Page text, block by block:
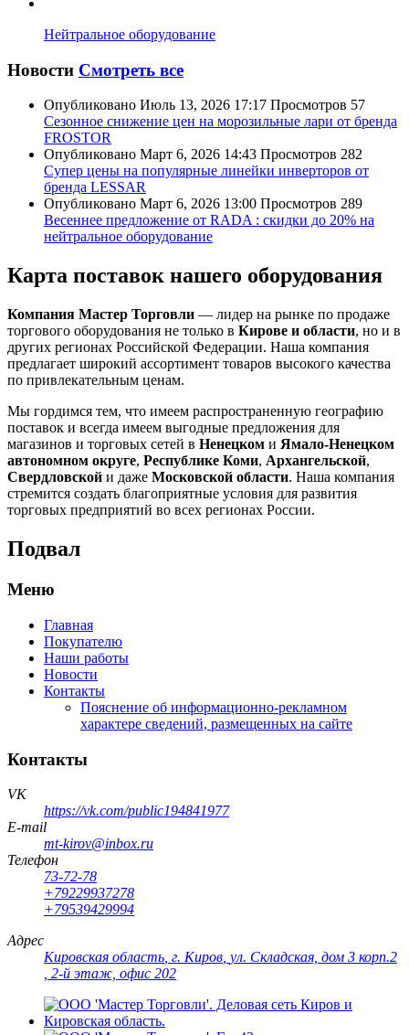
Нейтральное оборудование
Новости Смотреть все
Опубликовано Июль 13, 2026 17:17 Просмотров 57
Сезонное снижение цен на морозильные лари от бренда
FROSTOR
Опубликовано Март 6, 2026 14:43 Просмотров 282
Супер цены на популярные линейки инверторов от
бренда LESSAR
Опубликовано Март 6, 2026 13:00 Просмотров 289
Весеннее предложение от RADA : скидки до 20% на
нейтральное оборудование
Карта поставок нашего оборудования
Компания Мастер Торговли — лидер на рынке по продаже
торгового оборудования не только в Кирове и области, но и в
других регионах Российской Федерации. Наша компания
предлагает широкий ассортимент товаров высокого качества
по привлекательным ценам.
Мы гордимся тем, что имеем распространенную географию
поставок и всегда имеем выгодные предложения для
магазинов и торговых сетей в Ненецком и Ямало-Ненецком
автономном округе, Республике Коми, Архангельской,
Свердловской и даже Московской области. Наша компания
стремится создать благоприятные условия для развития
торговых предприятий во всех регионах России.
Подвал
Меню
Главная
Покупателю
Наши работы
Новости
Контакты
Пояснение об информационно-рекламном
характере сведений, размещенных на сайте
Контакты
VK
https://vk.com/public194841977
E-mail
mt-kirov@inbox.ru
Телефон
73-72-78
+79229937278
+79539429994
Адрес
Кировская область г. Киров ул. Складская, дом 3 корп.2
, 2-й этаж, офис 202